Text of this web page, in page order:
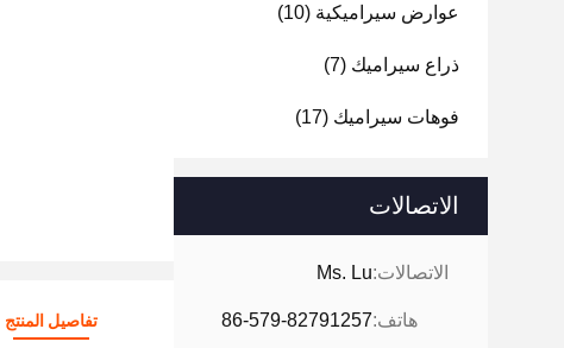
عوارض سيراميكية (10)
ذراع سيراميك (7)
فوهات سيراميك (17)
الاتصالات
الاتصالات:Ms. Lu
هاتف:86-579-82791257 تفاصيل المنتج